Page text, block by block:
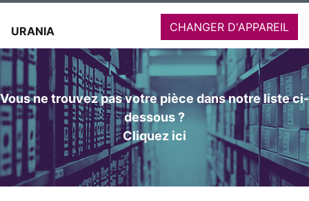
URANIA CHANGER D'APPAREIL
Vous ne trouvez pas votre pièce dans notre liste ci-
dessous ?
Cliquez ici